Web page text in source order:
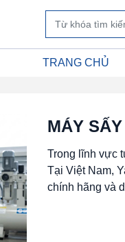
TRANG CHỦ
MÁY
Trong lĩnh vực
Tại Việt Nam,
chính hãng và